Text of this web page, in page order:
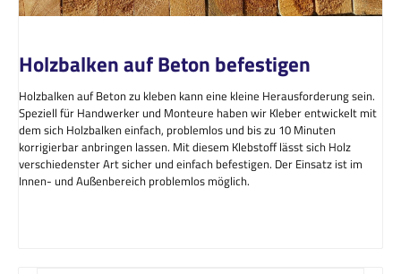
Holzbalken auf Beton befestigen
Holzbalken auf Beton zu kleben kann eine kleine Herausforderung sein.
Speziell für Handwerker und Monteure haben wir Kleber entwickelt mit
dem sich Holzbalken einfach, problemlos und bis zu 10 Minuten
korrigierbar anbringen lassen. Mit diesem Klebstoff lässt sich Holz
verschiedenster Art sicher und einfach befestigen. Der Einsatz ist im
Innen- und Außenbereich problemlos möglich.